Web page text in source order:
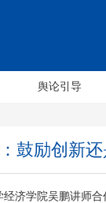
舆论引导
鼓励创新
济学院吴鹏讲师